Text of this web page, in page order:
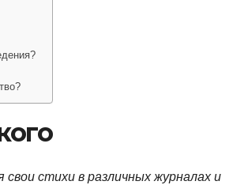
стихи в различных журналах и